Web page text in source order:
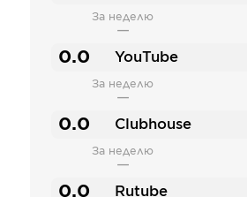
За неделю
—
0.0 YouTube
За неделю
—
0.0 Clubhouse
За неделю
—
0.0 Rutube